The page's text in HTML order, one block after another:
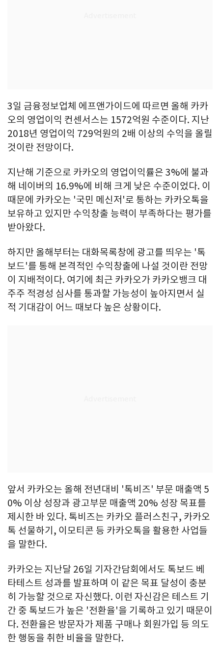
3일 금융정보업체 에프앤가이드에 따르면 올해 카카
오의 영업이익 컨센서스는 1572억원 수준이다. 지난
2018년 영업이익 729억원의 2배 이상의 수익을 올릴
것이란 전망이다.
지난해 기준으로 카카오의 영업이익률은 3%에 불과
해 네이버의 16.9%에 비해 크게 낮은 수준이었다. 이
때문에 카카오는 '국민 메신저'로 통하는 카카오톡을
보유하고 있지만 수익창출 능력이 부족하다는 평가를
받아왔다.
하지만 올해부터는 대화목록창에 광고를 띄우는 '톡
보드'를 통해 본격적인 수익창출에 나설 것이란 전망
이 지배적이다. 여기에 최근 카카오가 카카오뱅크 대
주주 적경성 심사를 통과할 가능성이 높아지면서 실
적 기대감이 어느 때보다 높은 상황이다.
앞서 카카오는 올해 전년대비 '톡비즈' 부문 매출액 5
0% 이상 성장과 광고부문 매출액 20% 성장 목표를
제시한 바 있다. 톡비즈는 카카오 플러스친구, 카카오
톡 선물하기, 이모티콘 등 카카오톡을 활용한 사업들
을 말한다.
카카오는 지난달 26일 기자간담회에서도 톡보드 베
타테스트 성과를 발표하며 이 같은 목표 달성이 충분
히 가능할 것으로 자신했다. 이런 자신감은 테스트 기
간 중 톡보드가 높은 '전환율'을 기록하고 있기 때문이
다. 전환율은 방문자가 제품 구매나 회원가입 등 의도
한 행동을 취한 비율을 말한다.